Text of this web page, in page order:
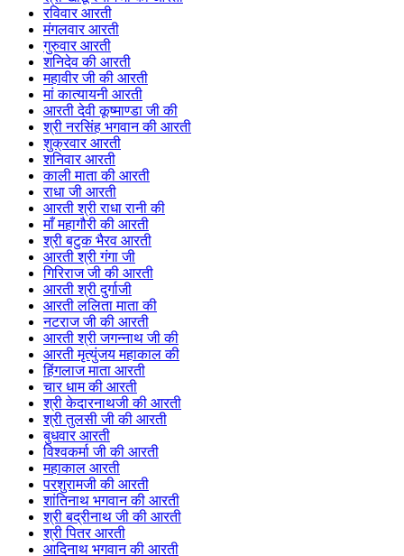
रविवार आरती
मंगलवार आरती
गुरुवार आरती
शनिदेव की आरती
महावीर जी की आरती
मां कात्यायनी आरती
आरती देवी कूष्माण्डा जी की
श्री नरसिंह भगवान की आरती
शुक्रवार आरती
शनिवार आरती
काली माता की आरती
राधा जी आरती
आरती श्री राधा रानी की
माँ महागौरी की आरती
श्री बटुक भैरव आरती
आरती श्री गंगा जी
गिरिराज जी की आरती
आरती श्री दुर्गाजी
आरती ललिता माता की
नटराज जी की आरती
आरती श्री जगन्नाथ जी की
आरती मृत्युंजय महाकाल की
हिंगलाज माता आरती
चार धाम की आरती
श्री केदारनाथजी की आरती
श्री तुलसी जी की आरती
बुधवार आरती
विश्वकर्मा जी की आरती
महाकाल आरती
परशुरामजी की आरती
शांतिनाथ भगवान की आरती
श्री बद्रीनाथ जी की आरती
श्री पितर आरती
आदिनाथ भगवान की आरती